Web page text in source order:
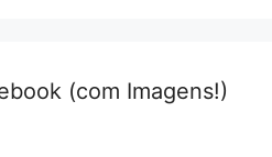
(com Imagens!)